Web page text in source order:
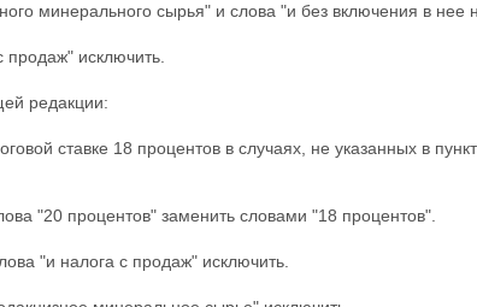
минерального сырья" и слова "и без включения в нее
продаж" исключить.
редакции:
ставке 18 процентов в случаях, не указанных в
"20 процентов" заменить словами "18 процентов".
"и налога с продаж" исключить.